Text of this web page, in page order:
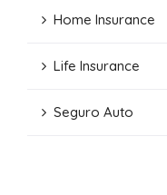
Home Insurance
Life Insurance
Seguro Auto